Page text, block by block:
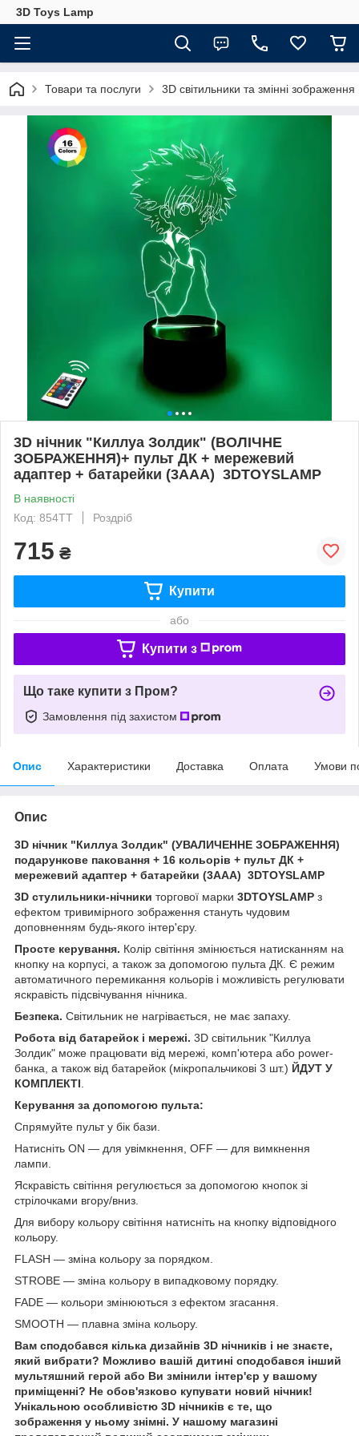
3D Toys Lamp
Товари та послуги 3D світильники та змінні зображення
3D нічник "Киллуа Золдик" (ВОЛІЧНЕ
ЗОБРАЖЕННЯ)+ пульт ДК + мережевий
адаптер + батарейки (3ААА) 3DTOYSLAMP
В наявності
Код: 854ТТ
Роздріб
715 ₴
Купити
або
Купити з
Що таке купити з Пром?
Замовлення під захистом
Опис Характеристики Доставка Оплата Умови
Опис
3D нічник "Киллуа Золдик" (УВАЛИЧЕННЕ ЗОБРАЖЕННЯ)
подарункове паковання + 16 кольорів + пульт ДК +
мережевий адаптер + батарейки (3ААА) 3DTOYSLAMP
3D стулильники-нічники торгової марки 3DTOYSLAMP з
ефектом тривимірного зображення стануть чудовим
доповненням будь-якого інтер'єру.
Просте керування. Колір світіння змінюється натисканням на
кнопку на корпусі, а також за допомогою пульта ДК. Є режим
автоматичного перемикання кольорів і можливість регулювати
яскравість підсвічування нічника.
Безпека. Світильник не нагрівається, не має запаху.
Робота від батарейок і мережі. 3D світильник "Киллуа
Золдик" може працювати від мережі, комп'ютера або power-
банка, а також від батарейок (мікропальчикові 3 шт.) ЙДУТ У
КОМПЛЕКТІ
Керування за допомогою пульта:
Спрямуйте пульт у бік бази.
Натисніть ON — для увімкнення, OFF — для вимкнення
лампи.
Яскравість світіння регулюється за допомогою кнопок зі
стрілочками вгору/вниз.
Для вибору кольору світіння натисніть на кнопку відповідного
кольору.
FLASH — зміна кольору за порядком.
STROBE — зміна кольору в випадковому порядку.
FADE — кольори змінюються з ефектом згасання.
SMOOTH — плавна зміна кольору.
Вам сподобався кілька дизайнів 3D нічників і не знаєте,
який вибрати? Можливо вашій дитині сподобався інший
мультяшний герой або Ви змінили інтер'єр у вашому
приміщенні? Не обов'язково купувати новий нічник!
Унікальною особливістю 3D нічників є те, що
зображення у ньому знімні. У нашому магазині